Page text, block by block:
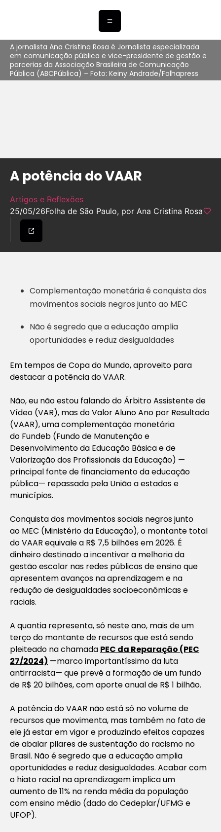
A jornalista Ana Cristina Rosa é Jornalista especializada
em comunicação pública e vice-presidente de gestão e
parcerias da Associação Brasileira de Comunicação
Pública (ABCPública) – Foto: Keiny Andrade/Folhapress
A potência do VAAR
Artigos e Reflexões
25/05/26Folha de São Paulo, por Ana Cristina Rosa
Complementação monetária é conquista dos
movimentos sociais negros junto ao MEC
Não é segredo que a educação amplia
oportunidades e reduz desigualdades
Em tempos de Copa do Mundo, aproveito para
destacar a potência do VAAR.
Não, eu não estou falando do Árbitro Assistente de
Vídeo (VAR), mas do Valor Aluno Ano por Resultado
(VAAR), uma complementação monetária
do Fundeb (Fundo de Manutenção e
Desenvolvimento da Educação Básica e de
Valorização dos Profissionais da Educação) —
principal fonte de financiamento da educação
pública— repassada pela União a estados e
municípios.
Conquista dos movimentos sociais negros junto
ao MEC (Ministério da Educação), o montante total
do VAAR equivale a R$ 7,5 bilhões em 2026. É
dinheiro destinado a incentivar a melhoria da
gestão escolar nas redes públicas de ensino que
apresentem avanços na aprendizagem e na
redução de desigualdades socioeconômicas e
raciais.
A quantia representa, só neste ano, mais de um
terço do montante de recursos que está sendo
pleiteado na chamada PEC da Reparação (PEC
27/2024) —marco importantíssimo da luta
antirracista— que prevê a formação de um fundo
de R$ 20 bilhões, com aporte anual de R$ 1 bilhão.
A potência do VAAR não está só no volume de
recursos que movimenta, mas também no fato de
ele já estar em vigor e produzindo efeitos capazes
de abalar pilares de sustentação do racismo no
Brasil. Não é segredo que a educação amplia
oportunidades e reduz desigualdades. Acabar com
o hiato racial na aprendizagem implica um
aumento de 11% na renda média da população
com ensino médio (dado do Cedeplar/UFMG e
UFOP).